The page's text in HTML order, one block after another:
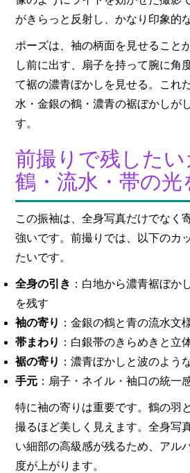
がきらっと反射し、かなり印象的
ポーズは、袖の柄面を見せること
し前に出す、扇子を持って腕に角
て裾の濃青ぼかしを見せる。これ
水・金銀の鶴・濃青の裾ぼかしが
す。
前撮りで残したい
鶴・流水・帯の光
この振袖は、全身写真だけでなく
強いです。前撮りでは、以下のカ
たいです。
全身の引き ：白地から濃青裾ぼか
を残す
袖の寄り ：金銀の鶴と青の流水文
帯まわり ：白銀帯のきらめきと立
裾の寄り ：濃青ぼかしと波のよう
手元 ：扇子・ネイル・袖口の統一
特に袖の寄りは重要です。鶴の羽
撮るほど美しく見えます。全身写
い細部の高級感が残るため、アル
度が上がります。